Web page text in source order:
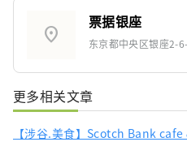
location_on
票据银座
东京都中央区银座2-
更多相关文章
【涉谷.美食】Scotch Bank